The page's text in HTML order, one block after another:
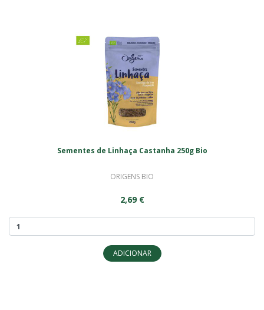
Sementes de Linhaça Castanha 250g Bio
ORIGENS BIO
2,69 €
ADICIONAR